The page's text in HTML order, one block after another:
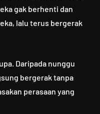
gak berhenti dan
lalu terus bergerak
Daripada nunggu
bergerak tanpa
perasaan yang